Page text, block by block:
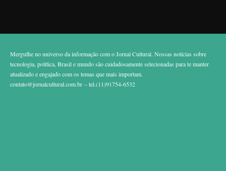
Mergulhe no universo da informação com o Jornal Cultural. Nossas notícias sobre
tecnologia, política, Brasil e mundo são cuidadosamente selecionadas para te manter
atualizado e engajado com os temas que mais importam.
contato@jornalcultural.com.br – tel.(11)91754-6532